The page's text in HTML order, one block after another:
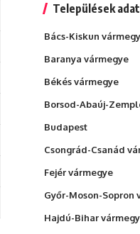
Települések
Bács-Kiskun
Baranya vármegye
Békés vármegye
Borsod-Abaúj-
Budapest
Csongrád-Csanád
Fejér vármegye
Győr-Moson-Sopron
Hajdú-Bihar